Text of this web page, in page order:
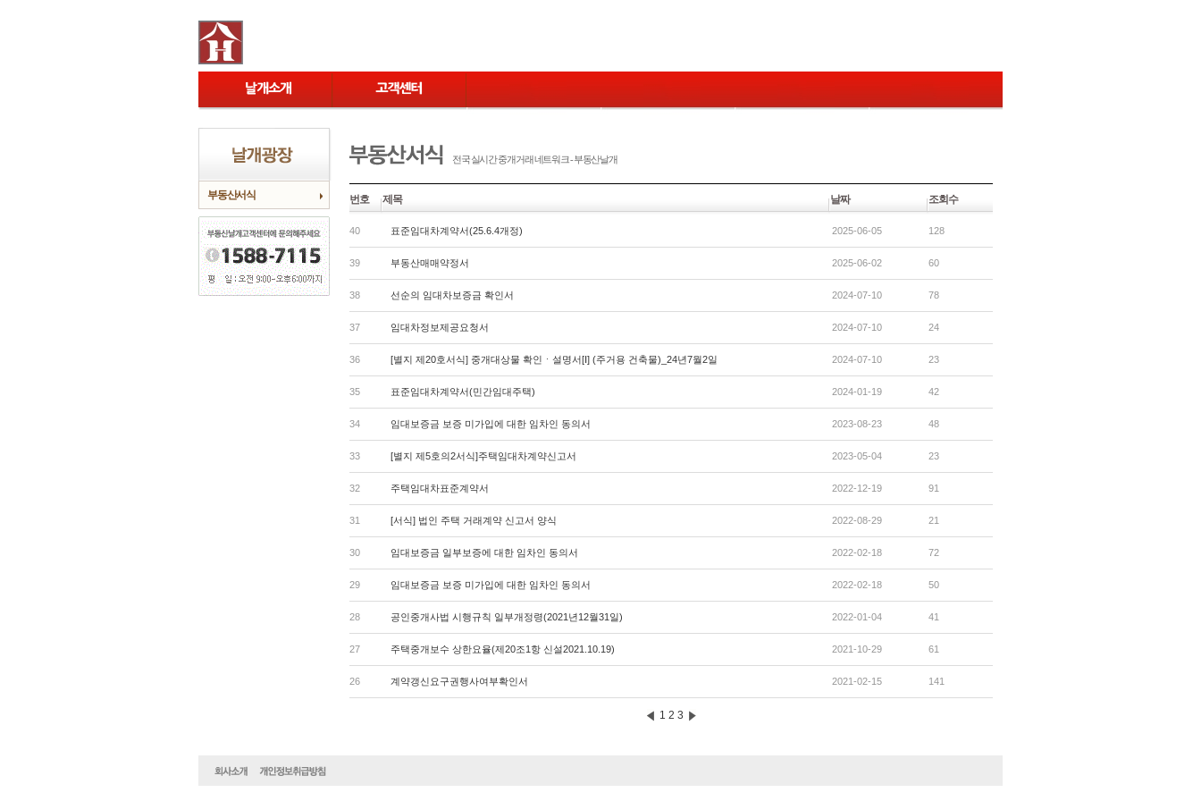
부동산서식
전국 실시간 중개거래 네트워크 - 부동산날개
번호 제목 날짜 조회수
40 표준임대차계약서(25.6.4개정) 2025-06-05 128
39 부동산매매약정서 2025-06-02 60
38 선순의 임대차보증금 확인서 2024-07-10 78
37 임대차정보제공요청서 2024-07-10 24
36 [별지 제20호서식] 중개대상물 확인ㆍ설명서[Ⅰ] (주거용 건축물)_24년7월2일 2024-07-10 23
35 표준임대차계약서(민간임대주택) 2024-01-19 42
34 임대보증금 보증 미가입에 대한 임차인 동의서 2023-08-23 48
33 [별지 제5호의2서식]주택임대차계약신고서 2023-05-04 23
32 주택임대차표준계약서 2022-12-19 91
31 [서식] 법인 주택 거래계약 신고서 양식 2022-08-29 21
30 임대보증금 일부보증에 대한 임차인 동의서 2022-02-18 72
29 임대보증금 보증 미가입에 대한 임차인 동의서 2022-02-18 50
28 공인중개사법 시행규칙 일부개정령(2021년12월31일) 2022-01-04 41
27 주택중개보수 상한요율(제20조1항 신설2021.10.19) 2021-10-29 61
26 계약갱신요구권행사여부확인서 2021-02-15 141
1 2 3